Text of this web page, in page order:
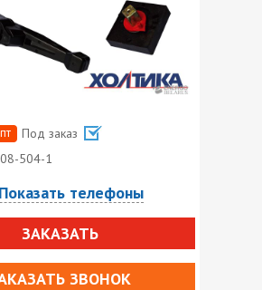
Под заказ
504-1
Показать телефоны
ЗАКАЗАТЬ
ЗВОНОК